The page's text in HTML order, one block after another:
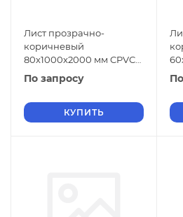
Лист прозрачно-
коричневый
80х1000х2000 мм CPVC
ГОСТ 32415-2013
По запросу
КУПИТЬ